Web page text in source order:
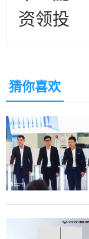
资领投
猜你喜欢